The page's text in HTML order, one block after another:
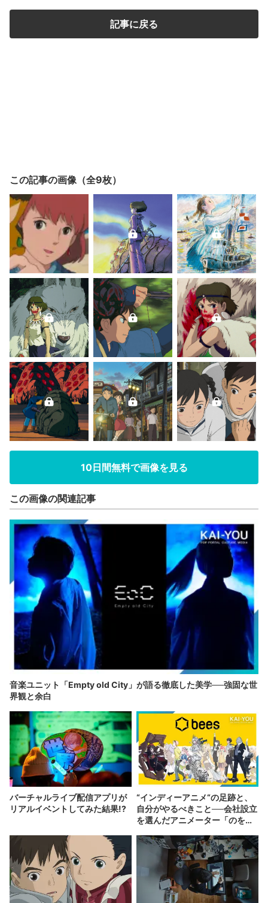
記事に戻る
この記事の画像（全9枚）
10日間無料で画像を見る
この画像の関連記事
音楽ユニット「Empty old City」が語る徹底した美学──強固な世
界観と余白
バーチャルライブ配信アプリが
リアルイベントしてみた結果!?
“インディーアニメ“の足跡と、
自分がやるべきこと──会社設立
を選んだアニメーター「のを